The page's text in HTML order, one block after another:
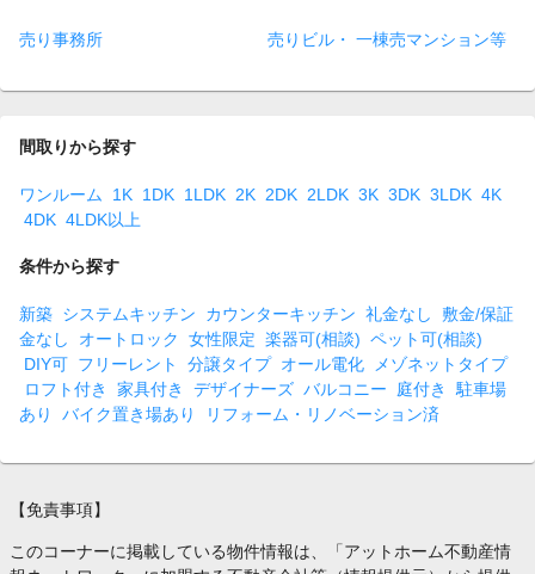
売り事務所 売りビル・ 一棟売マンション等
間取りから探す
ワンルーム 1K 1DK 1LDK 2K 2DK 2LDK 3K 3DK 3LDK 4K
4DK 4LDK以上
条件から探す
新築 システムキッチン カウンターキッチン 礼金なし
敷金/保証
金なし
オートロック 女性限定 楽器可(相談) ペット可(相談)
DIY可 フリーレント 分譲タイプ オール電化
メゾネットタイプ
ロフト付き
家具付き デザイナーズ バルコニー 庭付き
駐車場
あり
バイク置き場あり リフォーム・リノベーション済
【免責事項】
このコーナーに掲載している物件情報は、「アットホーム不動産情